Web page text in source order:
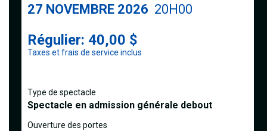
27 NOVEMBRE 2026 20H00
Régulier: 40,00 $
Taxes et frais de service inclus
Type de spectacle
Spectacle en admission générale debout
Ouverture des portes